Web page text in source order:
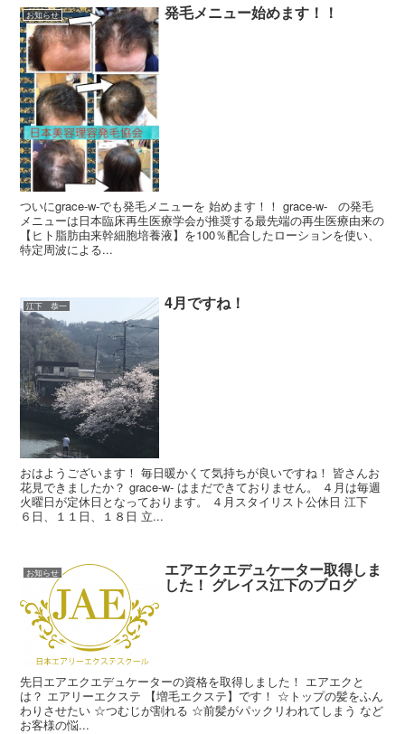
お知らせ 発毛メニュー始めます！！
ついにgrace-w-でも発毛メニューを 始めます！！ grace-w- の発毛
メニューは日本臨床再生医療学会が推奨する最先端の再生医療由来の
【ヒト脂肪由来幹細胞培養液】を100％配合したローションを使い、
特定周波による...
江下 恭一 4月ですね！
おはようございます！ 毎日暖かくて気持ちが良いですね！ 皆さんお
花見できましたか？ grace-w- はまだできておりません。 ４月は毎週
火曜日が定休日となっております。 ４月スタイリスト公休日 江下
６日、１１日、１８日 立...
お知らせ エアエクエデュケーター取得しま
した！ グレイス江下のブログ
­先日エアエクエデュケーターの資格を取得しました！ エアエクと
は？ エアリーエクステ 【増毛エクステ】です！ ☆トップの髪をふん
わりさせたい ☆つむじが割れる ☆前髪がパックリわれてしまう など
お客様の悩...